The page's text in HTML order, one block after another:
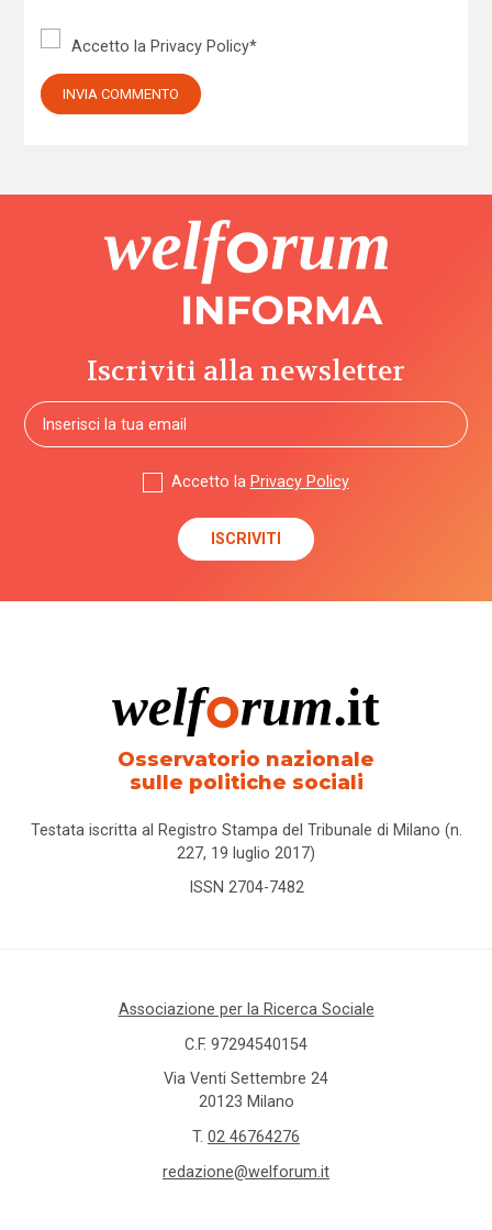
Accetto la Privacy Policy*
Iscriviti alla newsletter
Accetto la Privacy Policy
Osservatorio nazionale
sulle politiche sociali
Testata iscritta al Registro Stampa del Tribunale di Milano (n.
227, 19 luglio 2017)
ISSN 2704-7482
Associazione per la Ricerca Sociale
C.F. 97294540154
Via Venti Settembre 24
20123 Milano
T. 02 46764276
redazione@welforum.it